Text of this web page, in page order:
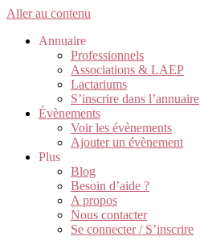
Aller au contenu
Annuaire
Professionnels
Associations & LAEP
Lactariums
S’inscrire dans l’annuaire
Évènements
Voir les évènements
Ajouter un évènement
Plus
Blog
Besoin d’aide ?
A propos
Nous contacter
Se connecter / S’inscrire